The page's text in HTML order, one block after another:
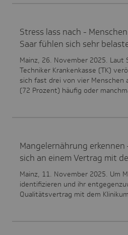
Stress lass nach -
Saar fühlen sich sehr
Mainz, 26. November 2025. Laut
Techniker Krankenkasse (TK)
sich fast drei von vier Menschen
(72 Prozent) häufig oder
Mangelernährung erkennen
sich an einem Vertrag mit
Mainz, 11. November 2025. Um
identifizieren und ihr
Qualitätsvertrag mit dem